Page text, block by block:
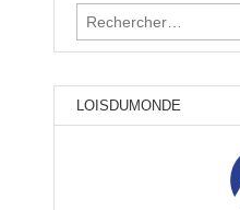
Rechercher :
LOISDUMONDE